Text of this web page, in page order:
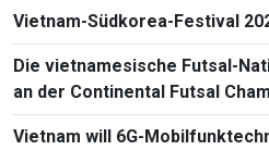
Vietnam-Südkorea-Festival
Die vietnamesische Futsal-
an der Continental Futsal
Vietnam will 6G-